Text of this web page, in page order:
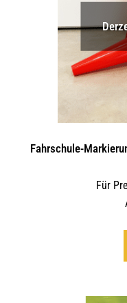
Fahrschule-
Für